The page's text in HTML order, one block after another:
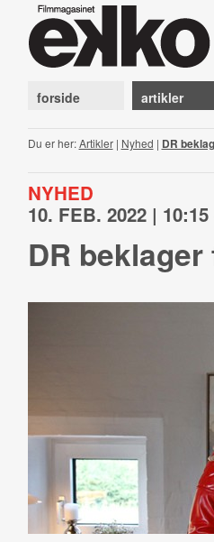
forside artikler
Du er her:Artikler| Nyhed | DR
NYHED
10. FEB. 2022 |
DR